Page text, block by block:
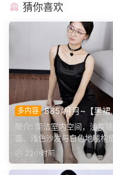
猜你喜欢
多内容 885/月月~【黑裙
影】黑裙黑薄袜衬高跟，
鞋袜与瑜伽剧情完整呈现
简介: 简洁室内空间，浅灰墙
面、浅色沙发与白色地毯构
净背景，地面预留充足活...
22小时前